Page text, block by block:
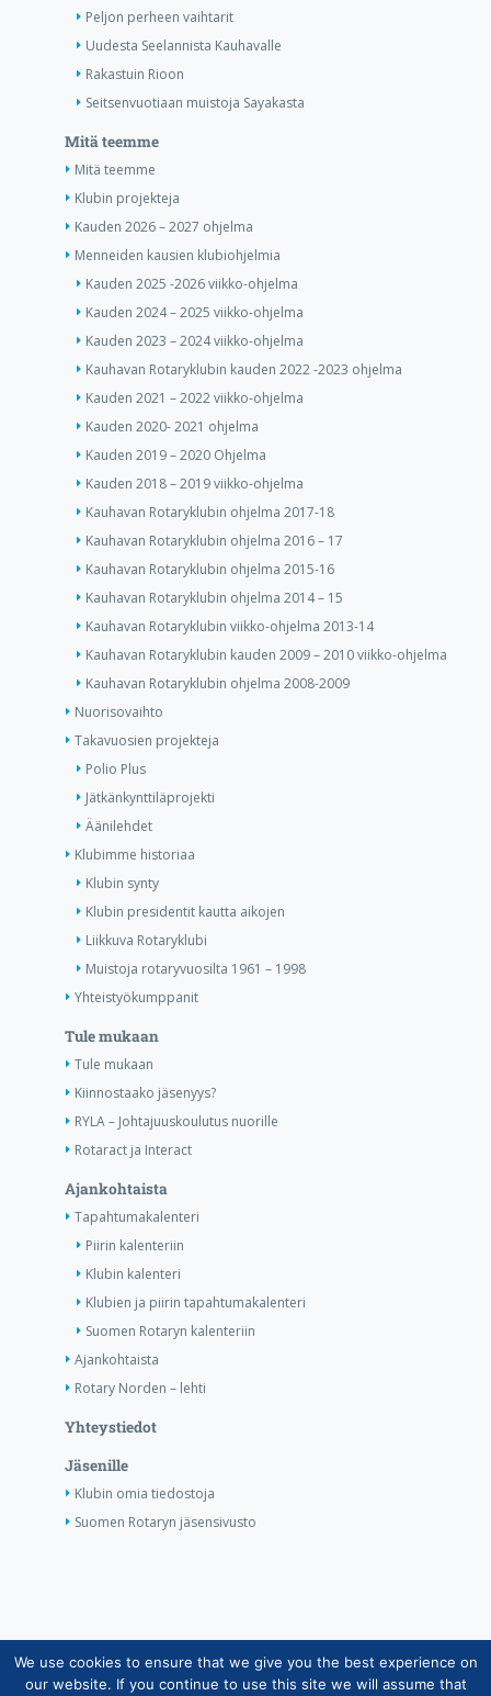
Peljon perheen vaihtarit
Uudesta Seelannista Kauhavalle
Rakastuin Rioon
Seitsenvuotiaan muistoja Sayakasta
Mitä teemme
Mitä teemme
Klubin projekteja
Kauden 2026 – 2027 ohjelma
Menneiden kausien klubiohjelmia
Kauden 2025 -2026 viikko-ohjelma
Kauden 2024 – 2025 viikko-ohjelma
Kauden 2023 – 2024 viikko-ohjelma
Kauhavan Rotaryklubin kauden 2022 -2023 ohjelma
Kauden 2021 – 2022 viikko-ohjelma
Kauden 2020- 2021 ohjelma
Kauden 2019 – 2020 Ohjelma
Kauden 2018 – 2019 viikko-ohjelma
Kauhavan Rotaryklubin ohjelma 2017-18
Kauhavan Rotaryklubin ohjelma 2016 – 17
Kauhavan Rotaryklubin ohjelma 2015-16
Kauhavan Rotaryklubin ohjelma 2014 – 15
Kauhavan Rotaryklubin viikko-ohjelma 2013-14
Kauhavan Rotaryklubin kauden 2009 – 2010 viikko-ohjelma
Kauhavan Rotaryklubin ohjelma 2008-2009
Nuorisovaihto
Takavuosien projekteja
Polio Plus
Jätkänkynttiläprojekti
Äänilehdet
Klubimme historiaa
Klubin synty
Klubin presidentit kautta aikojen
Liikkuva Rotaryklubi
Muistoja rotaryvuosilta 1961 – 1998
Yhteistyökumppanit
Tule mukaan
Tule mukaan
Kiinnostaako jäsenyys?
RYLA – Johtajuuskoulutus nuorille
Rotaract ja Interact
Ajankohtaista
Tapahtumakalenteri
Piirin kalenteriin
Klubin kalenteri
Klubien ja piirin tapahtumakalenteri
Suomen Rotaryn kalenteriin
Ajankohtaista
Rotary Norden – lehti
Yhteystiedot
Jäsenille
Klubin omia tiedostoja
Suomen Rotaryn jäsensivusto
Copyright © Suomen Rotarypalvelu ry 2026 |
Jäsentietojärjestelmän tietosuojaseloste| Henkilötietojen
We use cookies to ensure that we give you the best experience on
our website. If you continue to use this site we will assume that